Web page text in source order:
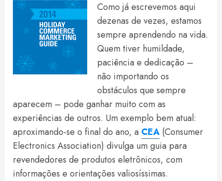
Como já escrevemos aqui
dezenas de vezes, estamos
sempre aprendendo na vida.
Quem tiver humildade,
paciência e dedicação –
não importando os
obstáculos que sempre
aparecem – pode ganhar muito com as
experiências de outros. Um exemplo bem atual:
aproximando-se o final do ano, a CEA (Consumer
Electronics Association) divulga um guia para
revendedores de produtos eletrônicos, com
informações e orientações valiosíssimas.